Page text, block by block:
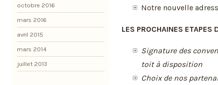
Notre nouvelle
LES PROCHAINES ETAPES
Signature des
toit à disposition
Choix de nos
octobre 2016
mars 2016
avril 2015
mars 2014
juillet 2013